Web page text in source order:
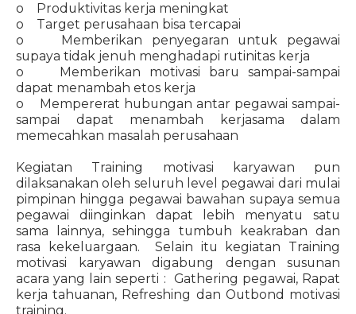
o Produktivitas kerja meningkat
o Target perusahaan bisa tercapai
o Memberikan penyegaran untuk pegawai
supaya tidak jenuh menghadapi rutinitas kerja
o Memberikan motivasi baru sampai-sampai
dapat menambah etos kerja
o Mempererat hubungan antar pegawai sampai-
sampai dapat menambah kerjasama dalam
memecahkan masalah perusahaan
Kegiatan Training motivasi karyawan pun
dilaksanakan oleh seluruh level pegawai dari mulai
pimpinan hingga pegawai bawahan supaya semua
pegawai diinginkan dapat lebih menyatu satu
sama lainnya, sehingga tumbuh keakraban dan
rasa kekeluargaan. Selain itu kegiatan Training
motivasi karyawan digabung dengan susunan
acara yang lain seperti : Gathering pegawai, Rapat
kerja tahuanan, Refreshing dan Outbond motivasi
training.